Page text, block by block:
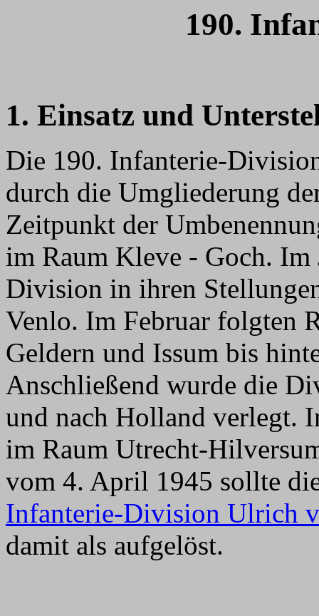
190.
1. Einsatz und
Die 190. Infanterie-
durch die Umgliederung
Zeitpunkt der
im Raum Kleve - Goch. Im
Division in ihren
Venlo. Im Februar folgten
Geldern und Issum bis
Anschließend wurde die
und nach Holland verlegt.
im Raum Utrecht-
vom 4. April 1945 sollte
Infanterie-Division Ulrich
damit als aufgelöst.